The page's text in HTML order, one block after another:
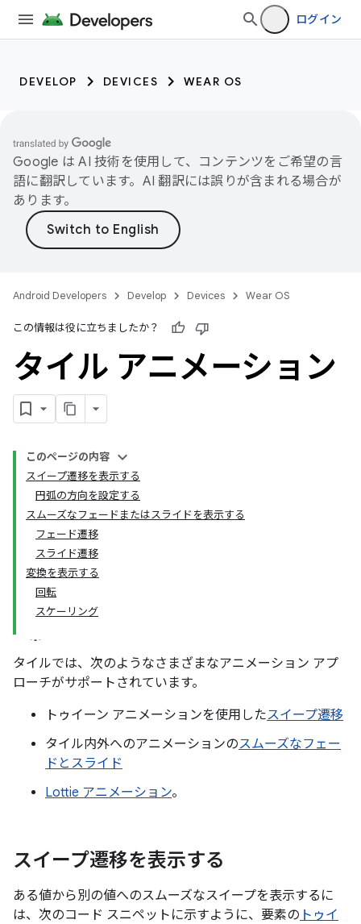
ログイン
DEVELOP DEVICES WEAR OS
Google は AI 技術を使用して、コンテンツをご希望の言
語に翻訳しています。AI 翻訳には誤りが含まれる場合が
あります。
Android Developers Develop Devices Wear OS
この情報は役に立ちましたか？
タイル アニメーション
このページの内容
スイープ遷移を表示する
円弧の方向を設定する
スムーズなフェードまたはスライドを表示する
フェード遷移
スライド遷移
変換を表示する
回転
スケーリング
タイルでは、次のようなさまざまなアニメーション アプ
ローチがサポートされています。
トゥイーン アニメーションを使用したスイープ遷移
タイル内外へのアニメーションのスムーズなフェー
ドとスライド
Lottie アニメーション。
スイープ遷移を表示する
ある値から別の値へのスムーズなスイープを表示するに
は、次のコード スニペットに示すように、要素の トゥイ